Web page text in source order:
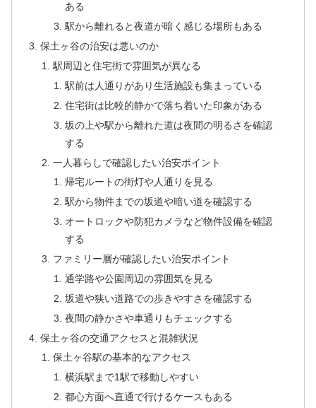
ある
駅から離れると夜道が暗く感じる場所もある
保土ヶ谷の治安は悪いのか
駅周辺と住宅街で雰囲気が異なる
駅前は人通りがあり生活施設も集まっている
住宅街は比較的静かで落ち着いた印象がある
坂の上や駅から離れた道は夜間の明るさを確認
する
一人暮らしで確認したい治安ポイント
帰宅ルートの街灯や人通りを見る
駅から物件までの坂道や暗い道を確認する
オートロックや防犯カメラなど物件設備を確認
する
ファミリー層が確認したい治安ポイント
通学路や公園周辺の雰囲気を見る
坂道や狭い道路での歩きやすさを確認する
夜間の静かさや車通りもチェックする
保土ヶ谷の交通アクセスと混雑状況
保土ヶ谷駅の基本的なアクセス
横浜駅まで1駅で移動しやすい
都心方面へ直通で行けるケースもある